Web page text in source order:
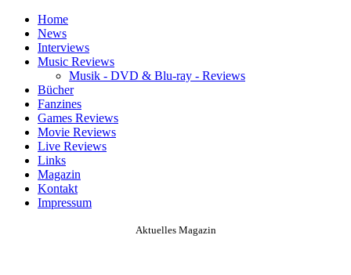
Home
News
Interviews
Music Reviews
Musik - DVD & Blu-ray - Reviews
Bücher
Fanzines
Games Reviews
Movie Reviews
Live Reviews
Links
Magazin
Kontakt
Impressum
Aktuelles Magazin